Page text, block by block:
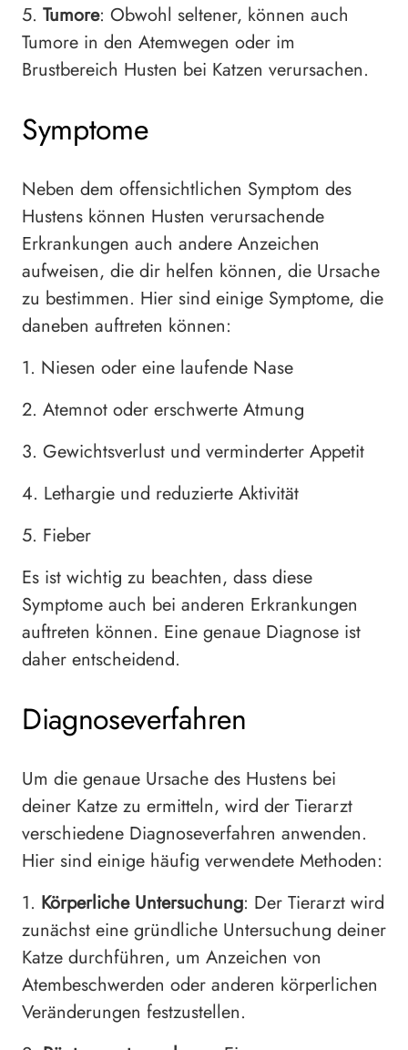
5. Tumore: Obwohl seltener, können auch
Tumore in den Atemwegen oder im
Brustbereich Husten bei Katzen verursachen.
Symptome
Neben dem offensichtlichen Symptom des
Hustens können Husten verursachende
Erkrankungen auch andere Anzeichen
aufweisen, die dir helfen können, die Ursache
zu bestimmen. Hier sind einige Symptome, die
daneben auftreten können:
1. Niesen oder eine laufende Nase
2. Atemnot oder erschwerte Atmung
3. Gewichtsverlust und verminderter Appetit
4. Lethargie und reduzierte Aktivität
5. Fieber
Es ist wichtig zu beachten, dass diese
Symptome auch bei anderen Erkrankungen
auftreten können. Eine genaue Diagnose ist
daher entscheidend.
Diagnoseverfahren
Um die genaue Ursache des Hustens bei
deiner Katze zu ermitteln, wird der Tierarzt
verschiedene Diagnoseverfahren anwenden.
Hier sind einige häufig verwendete Methoden:
1. Körperliche Untersuchung: Der Tierarzt wird
zunächst eine gründliche Untersuchung deiner
Katze durchführen, um Anzeichen von
Atembeschwerden oder anderen körperlichen
Veränderungen festzustellen.